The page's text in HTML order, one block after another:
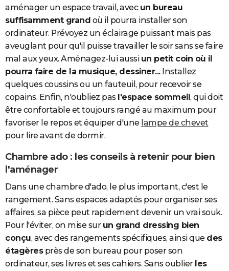
aménager un espace travail, avec un bureau
suffisamment grand où il pourra installer son
ordinateur. Prévoyez un éclairage puissant mais pas
aveuglant pour qu'il puisse travailler le soir sans se faire
mal aux yeux. Aménagez-lui aussi un petit coin où il
pourra faire de la musique, dessiner...Installez
quelques coussins ou un fauteuil, pour recevoir se
copains. Enfin, n'oubliez pas l'espace sommeil, qui doit
être confortable et toujours rangé au maximum pour
favoriser le repos et équiper d'une lampe de chevet
pour lire avant de dormir.
Chambre ado : les conseils à retenir pour bien
l'aménager
Dans une chambre d'ado, le plus important, c'est le
rangement. Sans espaces adaptés pour organiser ses
affaires, sa pièce peut rapidement devenir un vrai souk.
Pour l'éviter, on mise sur un grand dressing bien
conçu, avec des rangements spécifiques, ainsi que des
étagèresprès de son bureau pour poser son
ordinateur, ses livres et ses cahiers. Sans oublier les